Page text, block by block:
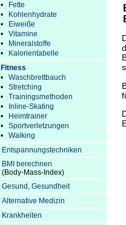
•
Fette
•
Kohlenhydrate
•
Eiweiße
•
Vitamine
•
Mineralstoffe
•
Kalorientabelle
Fitness
•
Waschbrettbauch
•
Stretching
•
Trainingsmethoden
•
Inline-Skating
•
Heimtrainer
•
Sportverletzungen
•
Walking
Entspannungstechniken
BMI berechnen
(Body-Mass-Index)
Gesund, Gesundheit
Alternative Medizin
Krankheiten